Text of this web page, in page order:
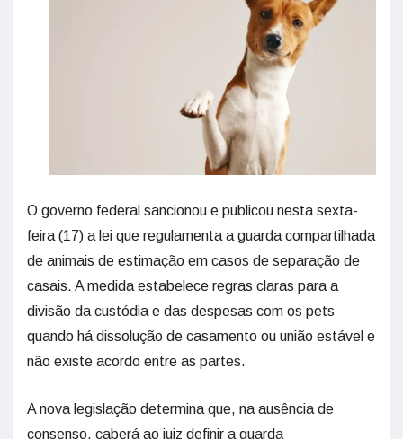
O governo federal sancionou e publicou nesta sexta-
feira (17) a lei que regulamenta a guarda compartilhada
de animais de estimação em casos de separação de
casais. A medida estabelece regras claras para a
divisão da custódia e das despesas com os pets
quando há dissolução de casamento ou união estável e
não existe acordo entre as partes.
A nova legislação determina que, na ausência de
consenso, caberá ao juiz definir a guarda